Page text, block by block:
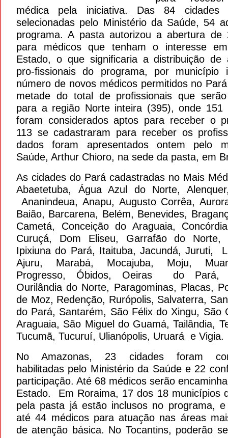
médica pela iniciativa. Das 84 cidades
selecionadas pelo Ministério da Saúde, 54
programa. A pasta autorizou a abertura de
para médicos que tenham o interesse
Estado, o que significaria a distribuição de
pro-fissionais do programa, por município
número de novos médicos permitidos no
metade do total de profissionais que
para a região Norte inteira (395), onde 151
foram considerados aptos para receber o
113 se cadastraram para receber os
dados foram apresentados ontem pelo
Saúde, Arthur Chioro, na sede da pasta, em
As cidades do Pará cadastradas no Mais
Abaetetuba, Água Azul do Norte,
Ananindeua, Anapu, Augusto Corrêa,
Baião, Barcarena, Belém, Benevides,
Cametá, Conceição do Araguaia,
Curuçá, Dom Eliseu, Garrafão do Norte,
Ipixiuna do Pará, Itaituba, Jacundá, Juruti,
Ajuru, Marabá, Mocajuba, Moju,
Progresso, Óbidos, Oeiras do Pará,
Ourilândia do Norte, Paragominas, Placas,
de Moz, Redenção, Rurópolis, Salvaterra,
do Pará, Santarém, São Félix do Xingu, São
Araguaia, São Miguel do Guamá, Tailândia,
Tucumã, Tucuruí, Ulianópolis, Uruará e Vigia.
No Amazonas, 23 cidades foram
habilitadas pelo Ministério da Saúde e 22
participação. Até 68 médicos serão
Estado. Em Roraima, 17 dos 18 municípios
pela pasta já estão inclusos no programa, e
até 44 médicos para atuação nas áreas
de atenção básica. No Tocantins, poderão